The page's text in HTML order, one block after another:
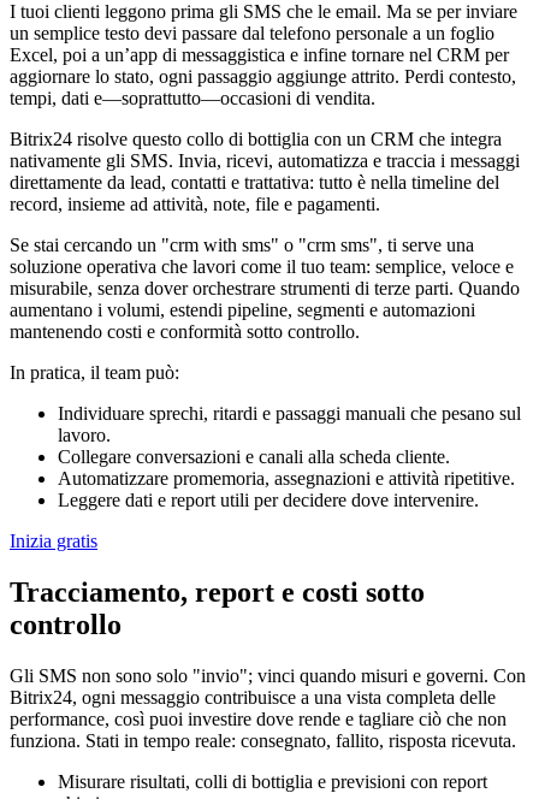
I tuoi clienti leggono prima gli SMS che le email. Ma se per inviare
un semplice testo devi passare dal telefono personale a un foglio
Excel, poi a un’app di messaggistica e infine tornare nel CRM per
aggiornare lo stato, ogni passaggio aggiunge attrito. Perdi contesto,
tempi, dati e—soprattutto—occasioni di vendita.
Bitrix24 risolve questo collo di bottiglia con un CRM che integra
nativamente gli SMS. Invia, ricevi, automatizza e traccia i messaggi
direttamente da lead, contatti e trattativa: tutto è nella timeline del
record, insieme ad attività, note, file e pagamenti.
Se stai cercando un "crm with sms" o "crm sms", ti serve una
soluzione operativa che lavori come il tuo team: semplice, veloce e
misurabile, senza dover orchestrare strumenti di terze parti. Quando
aumentano i volumi, estendi pipeline, segmenti e automazioni
mantenendo costi e conformità sotto controllo.
In pratica, il team può:
Individuare sprechi, ritardi e passaggi manuali che pesano sul
lavoro.
Collegare conversazioni e canali alla scheda cliente.
Automatizzare promemoria, assegnazioni e attività ripetitive.
Leggere dati e report utili per decidere dove intervenire.
Inizia gratis
Tracciamento, report e costi sotto
controllo
Gli SMS non sono solo "invio"; vinci quando misuri e governi. Con
Bitrix24, ogni messaggio contribuisce a una vista completa delle
performance, così puoi investire dove rende e tagliare ciò che non
funziona. Stati in tempo reale: consegnato, fallito, risposta ricevuta.
Misurare risultati, colli di bottiglia e previsioni con report